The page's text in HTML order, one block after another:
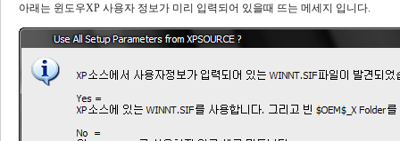
아래는 윈도우XP 사용자 정보가 미리 입력되어 있을때 뜨는 메세지 입니다.